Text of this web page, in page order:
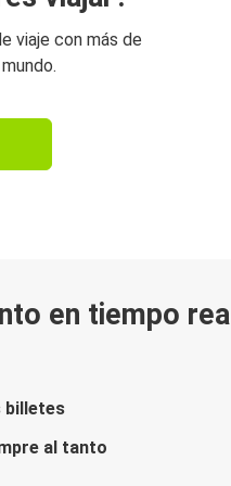
viaje con más de
en tiempo real
billetes
al tanto